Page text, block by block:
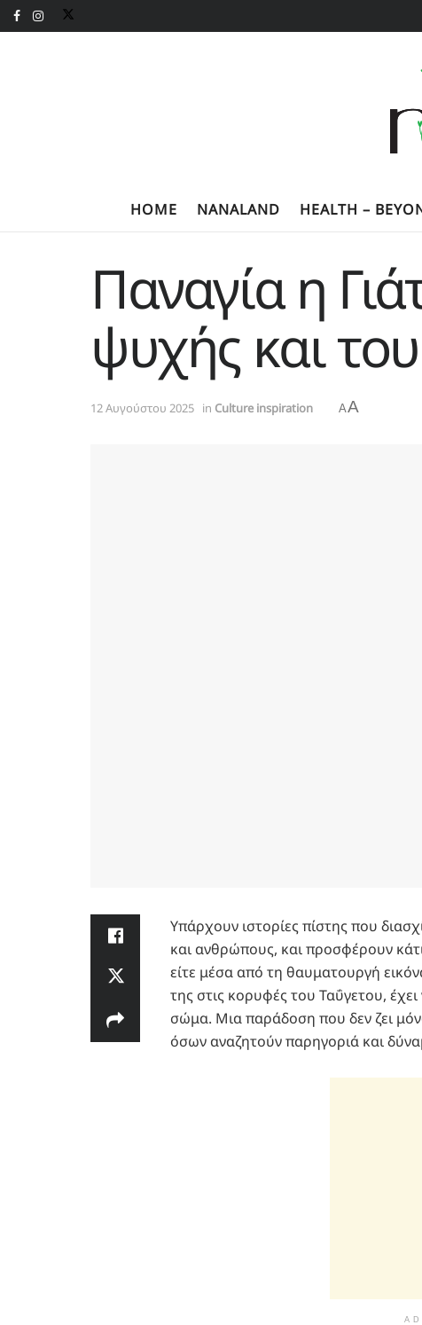
HOME NANALAND HEALTH –
Παναγία η
ψυχής και
12 Αυγούστου 2025 in Culture inspiration AA
Υπάρχουν ιστορίες πίστης που
και ανθρώπους, και προσφέρουν
είτε μέσα από τη θαυματουργή
της στις κορυφές του Ταΰγετου,
σώμα. Μια παράδοση που δεν ζει
όσων αναζητούν παρηγοριά και